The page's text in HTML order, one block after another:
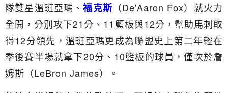
隊雙星溫班亞瑪、福克斯 （De'Aaron Fox）就火力
全開，分別攻下21分、11籃板與12分，幫助馬刺取
得12分領先，溫班亞瑪更成為聯盟史上第二年輕在
季後賽半場就拿下20分、10籃板的球員，僅次於詹
姆斯（LeBron James）。